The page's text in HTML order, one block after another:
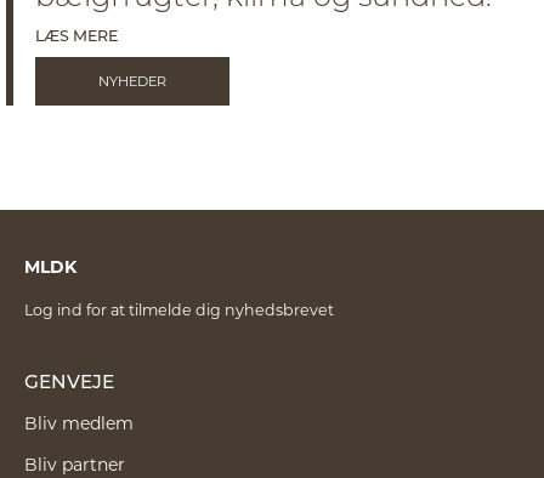
LÆS MERE
NYHEDER
MLDK
Log ind for at tilmelde dig nyhedsbrevet
GENVEJE
Bliv medlem
Bliv partner